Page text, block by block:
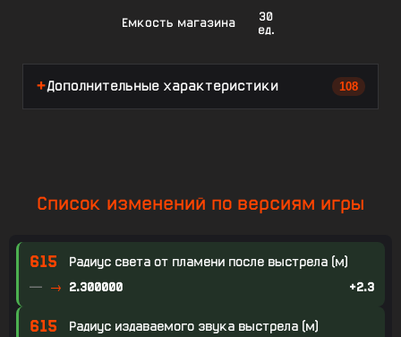
Емкость магазина
30
ед.
Дополнительные характеристики 108
Список изменений по версиям игры
615 Радиус света от пламени после выстрела (м)
— 2.300000 +2.3
615 Радиус издаваемого звука выстрела (м)